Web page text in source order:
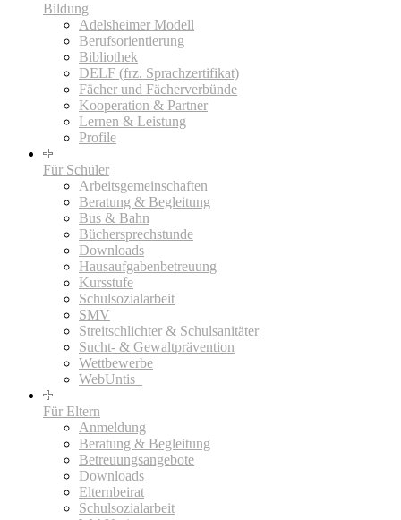
Bildung
Adelsheimer Modell
Berufsorientierung
Bibliothek
DELF (frz. Sprachzertifikat)
Fächer und Fächerverbünde
Kooperation & Partner
Lernen & Leistung
Profile
Für Schüler
Arbeitsgemeinschaften
Beratung & Begleitung
Bus & Bahn
Büchersprechstunde
Downloads
Hausaufgabenbetreuung
Kursstufe
Schulsozialarbeit
SMV
Streitschlichter & Schulsanitäter
Sucht- & Gewaltprävention
Wettbewerbe
WebUntis_
Für Eltern
Anmeldung
Beratung & Begleitung
Betreuungsangebote
Downloads
Elternbeirat
Schulsozialarbeit